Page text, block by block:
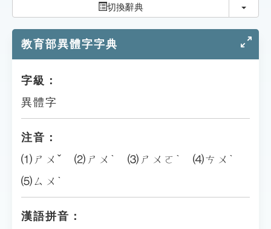
貓頭鷹博士
切換辭典 切換
教育部異體字字典
字級：
異體字
注音：
⑴ㄕㄨˇ ⑵ㄕㄨˋ ⑶ㄕㄨㄛˋ ⑷ㄘㄨˋ
⑸ㄙㄨˋ
漢語拼音：